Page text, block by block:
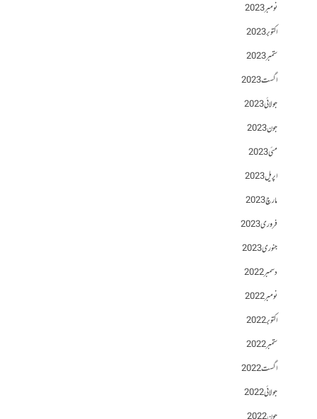
نومبر 2023
اکتوبر 2023
ستمبر 2023
اگست 2023
جولائی 2023
جون 2023
مئی 2023
اپریل 2023
مارچ 2023
فروری 2023
جنوری 2023
دسمبر 2022
نومبر 2022
اکتوبر 2022
ستمبر 2022
اگست 2022
جولائی 2022